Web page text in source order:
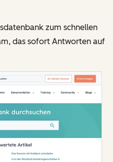
zum schnellen
das sofort Antworten auf